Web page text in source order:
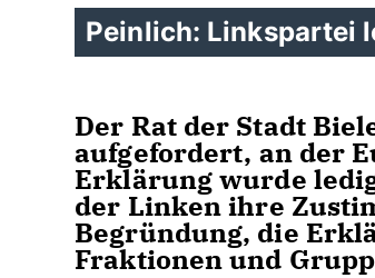
Peinlich: Linkspartei
Der Rat der Stadt
aufgefordert, an der
Erklärung wurde
der Linken ihre
Begründung, die
Fraktionen und